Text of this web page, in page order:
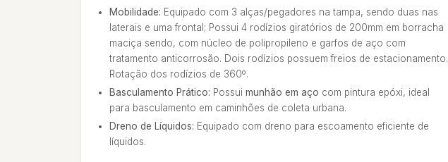
Mobilidade: Equipado com 3 alças/pegadores na tampa, sendo duas nas
laterais e uma frontal; Possui 4 rodízios giratórios de 200mm em borracha
maciça sendo, com núcleo de polipropileno e garfos de aço com
tratamento anticorrosão. Dois rodízios possuem freios de estacionamento.
Rotação dos rodízios de 360º.
Basculamento Prático: Possui munhão em aço com pintura epóxi, ideal
para basculamento em caminhões de coleta urbana.
Dreno de Líquidos: Equipado com dreno para escoamento eficiente de
líquidos.